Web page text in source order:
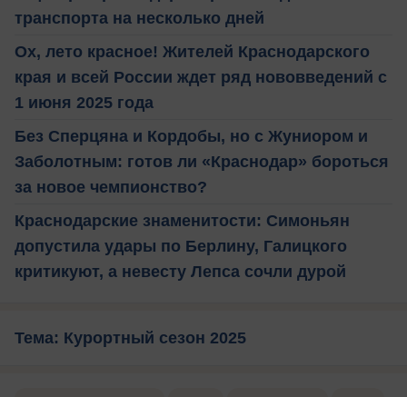
транспорта на несколько дней
Ох, лето красное! Жителей Краснодарского
края и всей России ждет ряд нововведений с
1 июня 2025 года
Без Сперцяна и Кордобы, но с Жуниором и
Заболотным: готов ли «Краснодар» бороться
за новое чемпионство?
Краснодарские знаменитости: Симоньян
допустила удары по Берлину, Галицкого
критикуют, а невесту Лепса сочли дурой
Тема: Курортный сезон 2025